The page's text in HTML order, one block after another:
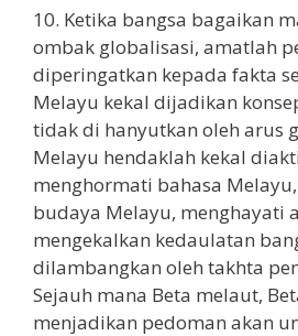
10. Ketika bangsa bagaikan
ombak globalisasi, amatlah
diperingatkan kepada fakta
Melayu kekal dijadikan
tidak di hanyutkan oleh arus
Melayu hendaklah kekal
menghormati bahasa
budaya Melayu, menghayati
mengekalkan kedaulatan
dilambangkan oleh takhta
Sejauh mana Beta melaut,
menjadikan pedoman akan